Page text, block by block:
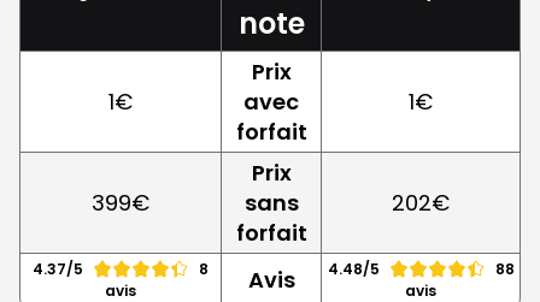
note
1€
Prix
avec
forfait
1€
399€
Prix
sans
forfait
202€
4.37/5
8
avis
Avis 4.48/5
88
avis